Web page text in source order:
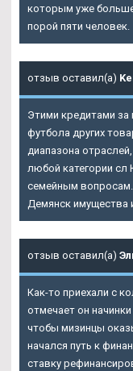
которым уже
порой пяти человек.
отзыв оставил(а)
Этими кредитами
футбола других
диапазона
любой категории сл
семейным
Демянск
отзыв оставил(а)
Как-то приехали с
отмечает он
чтобы мизинцы
начался путь к
ставку